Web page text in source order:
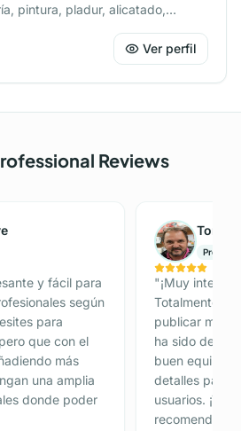
pintura, pladur, alicatado,
ruso. Tel: +34 643 41 72 44
Ver perfil
Reviews
y fácil para
según
para
que con el
más
una amplia
donde poder
Tomás
"¡Muy
Totalmente
publicar mi
ha sido de 10.
buen equipo
detalles para
usuarios.
recomendada!